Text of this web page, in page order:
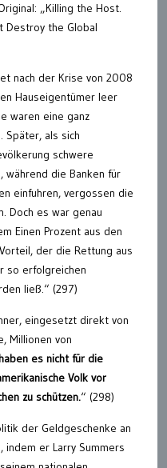
„Killing the Host.
Destroy the Global
nach der Krise von 2008
Hauseigentümer leer
waren eine ganz
Später, als sich
schwere
die Banken für
einfuhren, vergossen die
Doch es war genau
Einen Prozent aus den
der die Rettung aus
so erfolgreichen
ließ.“ (297)
eingesetzt direkt von
Millionen von
es nicht für die
Volk vor
zu schützen.“ (298)
der Geldgeschenke an
indem er Larry Summers